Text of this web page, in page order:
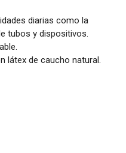
diarias como la
tubos y dispositivos.
látex de caucho natural.